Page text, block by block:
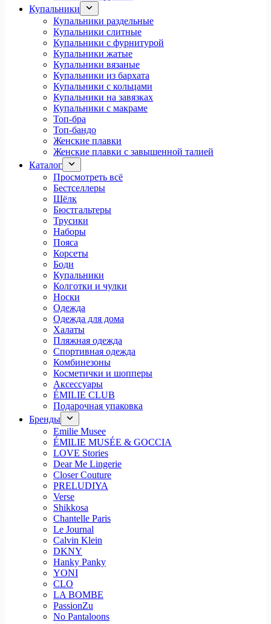
Купальники
Купальники раздельные
Купальники слитные
Купальники с фурнитурой
Купальники жатые
Купальники вязаные
Купальники из бархата
Купальники с кольцами
Купальники на завязках
Купальники с макраме
Топ-бра
Топ-бандо
Женские плавки
Женские плавки с завышенной талией
Каталог
Просмотреть всё
Бестселлеры
Шёлк
Бюстгальтеры
Трусики
Наборы
Пояса
Корсеты
Боди
Купальники
Колготки и чулки
Носки
Одежда
Одежда для дома
Халаты
Пляжная одежда
Спортивная одежда
Комбинезоны
Косметички и шопперы
Аксессуары
ÉMILIE CLUB
Подарочная упаковка
Бренды
Emilie Musee
ÉMILIE MUSÉE & GOCCIA
LOVE Stories
Dear Me Lingerie
Closer Couture
PRELUDIYA
Verse
Shikkosa
Chantelle Paris
Le Journal
Calvin Klein
DKNY
Hanky Panky
YONI
CLO
LA BOMBE
PassionZu
No Pantaloons